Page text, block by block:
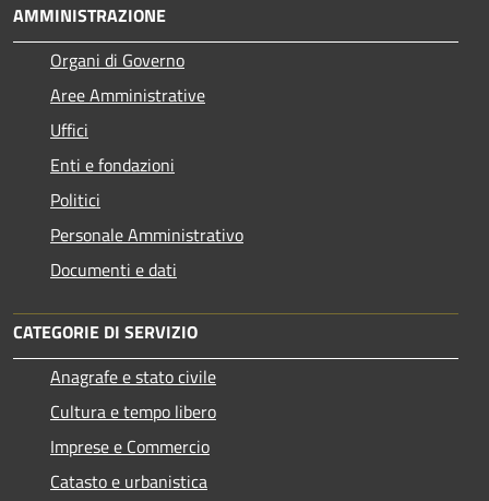
AMMINISTRAZIONE
Organi di Governo
Aree Amministrative
Uffici
Enti e fondazioni
Politici
Personale Amministrativo
Documenti e dati
CATEGORIE DI SERVIZIO
Anagrafe e stato civile
Cultura e tempo libero
Imprese e Commercio
Catasto e urbanistica